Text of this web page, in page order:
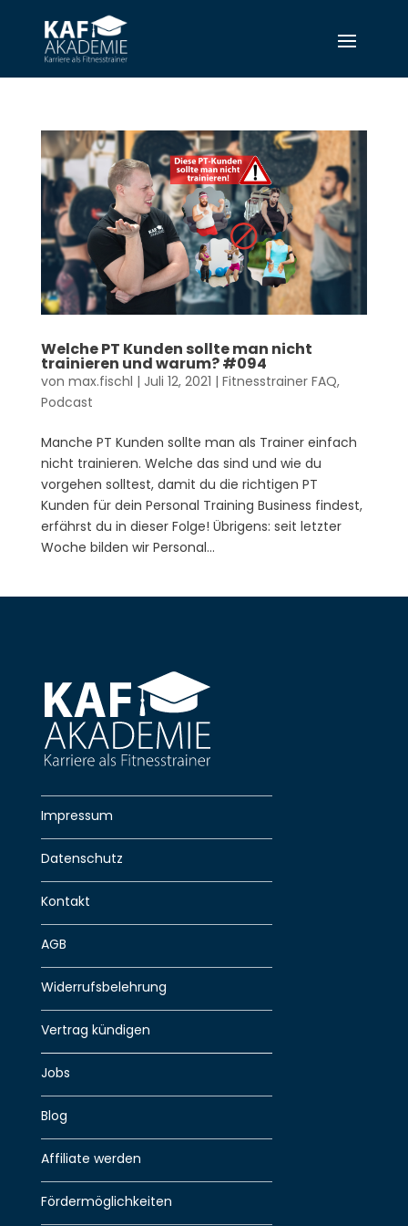
Welche PT Kunden sollte man nicht
trainieren und warum? #094
von max.fischl | Juli 12, 2021 | Fitnesstrainer FAQ,
Podcast
Manche PT Kunden sollte man als Trainer einfach
nicht trainieren. Welche das sind und wie du
vorgehen solltest, damit du die richtigen PT
Kunden für dein Personal Training Business findest,
erfährst du in dieser Folge! Übrigens: seit letzter
Woche bilden wir Personal...
Impressum
Datenschutz
Kontakt
AGB
Widerrufsbelehrung
Vertrag kündigen
Jobs
Blog
Affiliate werden
Fördermöglichkeiten